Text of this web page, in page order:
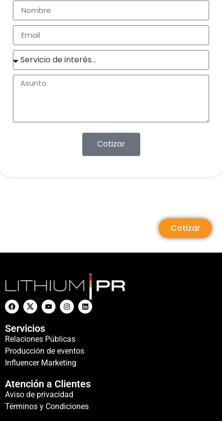
Cotizar
Cotizar
Servicios
Relaciones Públicas
Producción de eventos
Influencer Marketing
Atención a Clientes
Aviso de privacidad
Términos y Condiciones